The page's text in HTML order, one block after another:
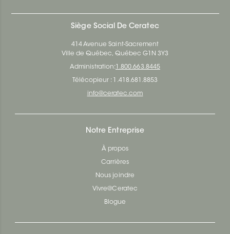
Siège Social De Ceratec
414 Avenue Saint-Sacrement
Ville de Québec, Québec G1N 3Y3
Administration: 1.800.663.8445
Télécopieur : 1.418.681.8853
info@ceratec.com
Notre Entreprise
À propos
Carrières
Nous joindre
Vivre@Ceratec
Blogue